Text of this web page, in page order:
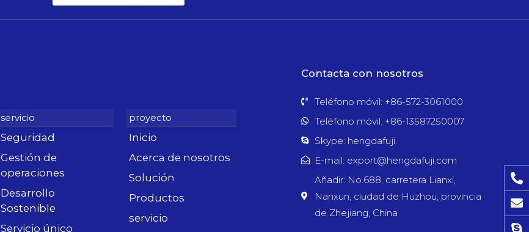
Seguridad
Gestión de
operaciones
Desarrollo
Sostenible
Servicio único
Inicio
Acerca de nosotros
Solución
Productos
servicio
Contacta con nosotros
Teléfono móvil: +86-572-3061000
Teléfono móvil: +86-13587250007
Skype: hengdafuji
E-mail: export@hengdafuji.com
Añadir: No.688, carretera Lianxi,
Nanxun, ciudad de Huzhou, provincia
de Zhejiang, China